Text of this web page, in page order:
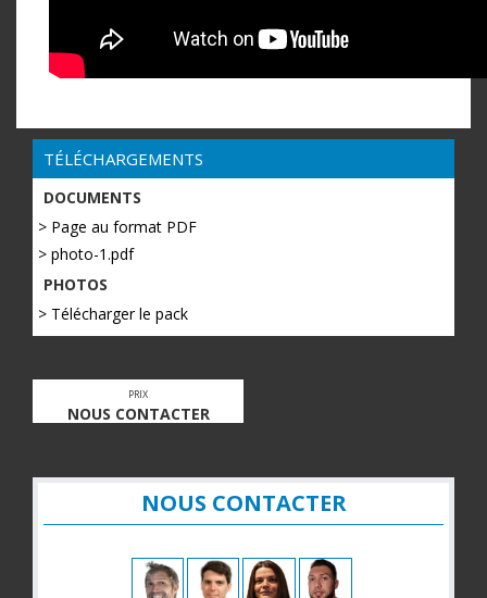
TÉLÉCHARGEMENTS
DOCUMENTS
> Page au format PDF
> photo-1.pdf
PHOTOS
> Télécharger le pack
PRIX
NOUS CONTACTER
NOUS CONTACTER